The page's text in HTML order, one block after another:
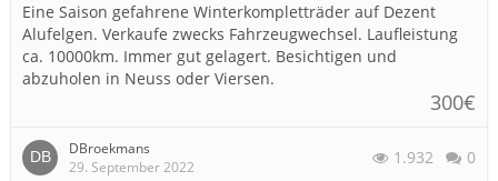
Eine Saison gefahrene Winterkompletträder auf Dezent
Alufelgen. Verkaufe zwecks Fahrzeugwechsel. Laufleistung
ca. 10000km. Immer gut gelagert. Besichtigen und
abzuholen in Neuss oder Viersen.
300€
DBroekmans
29. September 2022
1.932 0